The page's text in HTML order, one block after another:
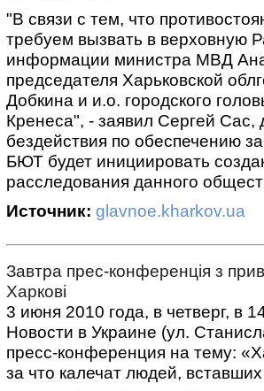
"В связи с тем, что
требуем вызвать в верховную
информации министра МВД
председателя Харьковской
Добкина и и.о. городского
Кренеса", - заявил Сергей Сас,
бездействия по обеспечению
БЮТ будет инициировать
расследования данного
Источник: glavnoe.kharkov.ua
Завтра прес-конференція з
Харкові
3 июня 2010 года, в четверг, в
Новости в Украине (ул.
пресс-конференция на тему:
за что калечат людей,